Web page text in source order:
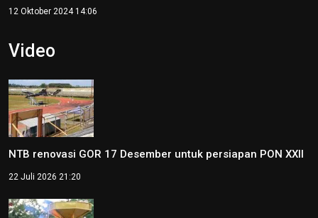
12 Oktober 2024 14:06
Video
NTB renovasi GOR 17 Desember untuk persiapan PON XXII
22 Juli 2026 21:20